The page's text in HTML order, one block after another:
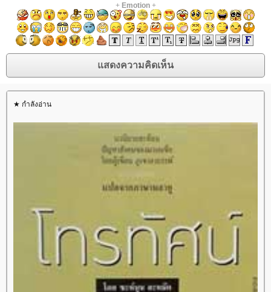
+ Emotion+
★ กำลังอ่าน